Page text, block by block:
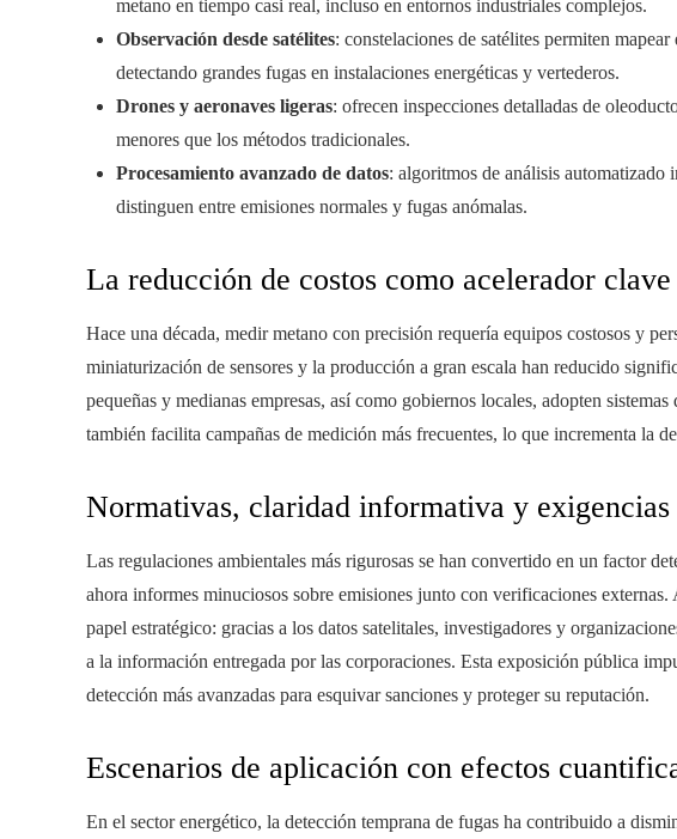
metano en tiempo casi real, incluso en entornos industriales complejos.
Observación desde satélites: constelaciones de satélites permiten
detectando grandes fugas en instalaciones energéticas y vertederos.
Drones y aeronaves ligeras: ofrecen inspecciones detalladas de
menores que los métodos tradicionales.
Procesamiento avanzado de datos: algoritmos de análisis automatizado
distinguen entre emisiones normales y fugas anómalas.
La reducción de costos como acelerador clave
Hace una década, medir metano con precisión requería equipos costosos y
miniaturización de sensores y la producción a gran escala han reducido
pequeñas y medianas empresas, así como gobiernos locales, adopten
también facilita campañas de medición más frecuentes, lo que incrementa la
Normativas, claridad informativa y exigencias
Las regulaciones ambientales más rigurosas se han convertido en un factor
ahora informes minuciosos sobre emisiones junto con verificaciones
papel estratégico: gracias a los datos satelitales, investigadores y
a la información entregada por las corporaciones. Esta exposición pública
detección más avanzadas para esquivar sanciones y proteger su reputación.
Escenarios de aplicación con efectos
En el sector energético, la detección temprana de fugas ha contribuido a